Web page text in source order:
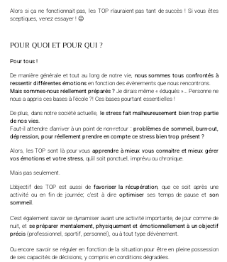
Alors si ça ne fonctionnait pas, les TOP n’auraient pas tant de succès ! Si vous êtes
sceptiques, venez essayer ! 😉
POUR QUOI ET POUR QUI ?
Pour tous !
De manière générale et tout au long de notre vie, nous sommes tous confrontés à
ressentir différentes émotionsen fonction des évènements que nous rencontrons.
Mais sommes-nous réellement préparés ?Je dirais même « éduqués »… Personne ne
nous a appris ces bases à l’école ?! Ces bases pourtant essentielles !
De plus, dans notre société actuelle, le stress fait malheureusement bien trop partie
de nos vies.
Faut-il attendre d’arriver à un point de non-retour : problèmes de sommeil, burn-out,
dépression, pour réellement prendre en compte ce stress bien trop présent ?
Alors, les TOP sont là pour vous apprendre à mieux vous connaitre et mieux gérer
vos émotions et votre stress, qu'il soit ponctuel, imprévu ou chronique.
Mais pas seulement.
L’objectif des TOP est aussi de favoriser la récupération, que ce soit après une
activité ou en fin de journée; c'est à dire optimiser ses temps de pause etson
sommeil.
C’est également savoir se dynamiser avant une activité importante, de jour comme de
nuit, et se préparer mentalement, physiquement et émotionnellement à un objectif
précis(professionnel, sportif, personnel), ou à tout type d'évènement.
Ou encore savoir se réguler en fonction de la situation pour être en pleine possession
de ses capacités de décisions, y compris en conditions dégradées.